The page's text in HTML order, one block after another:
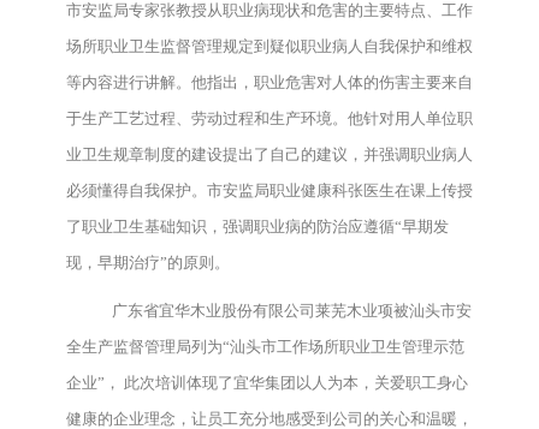
市安监局专家张教授从职业病现状和危害的主要特点、工作
场所职业卫生监督管理规定到疑似职业病人自我保护和维权
等内容进行讲解。他指出，职业危害对人体的伤害主要来自
于生产工艺过程、劳动过程和生产环境。他针对用人单位职
业卫生规章制度的建设提出了自己的建议，并强调职业病人
必须懂得自我保护。市安监局职业健康科张医生在课上传授
了职业卫生基础知识，强调职业病的防治应遵循“早期发
现，早期治疗”的原则。
广东省宜华木业股份有限公司莱芜木业项被汕头市安
全生产监督管理局列为“汕头市工作场所职业卫生管理示范
企业”， 此次培训体现了宜华集团以人为本，关爱职工身心
健康的企业理念，让员工充分地感受到公司的关心和温暖，